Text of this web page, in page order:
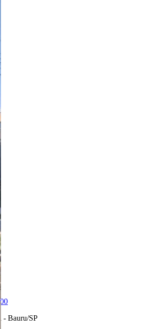
- Bauru/SP